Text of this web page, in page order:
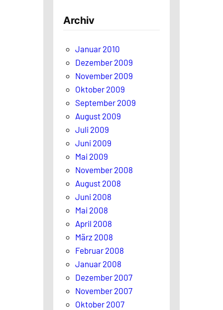
Archiv
Januar 2010
Dezember 2009
November 2009
Oktober 2009
September 2009
August 2009
Juli 2009
Juni 2009
Mai 2009
November 2008
August 2008
Juni 2008
Mai 2008
April 2008
März 2008
Februar 2008
Januar 2008
Dezember 2007
November 2007
Oktober 2007